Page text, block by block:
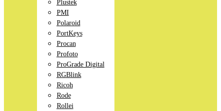
Plustek
PMI
Polaroid
PortKeys
Procan
Profoto
ProGrade Digital
RGBlink
Ricoh
Rode
Rollei